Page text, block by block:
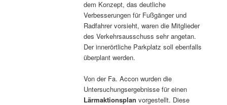
dem Konzept, das deutliche
Verbesserungen für Fußgänger und
Radfahrer vorsieht, waren die Mitglieder
des Verkehrsausschuss sehr angetan.
Der innerörtliche Parkplatz soll ebenfalls
überplant werden.
Von der Fa. Accon wurden die
Untersuchungsergebnisse für einen
Lärmaktionsplanvorgestellt. Diese